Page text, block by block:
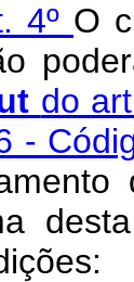
4º O
do
-